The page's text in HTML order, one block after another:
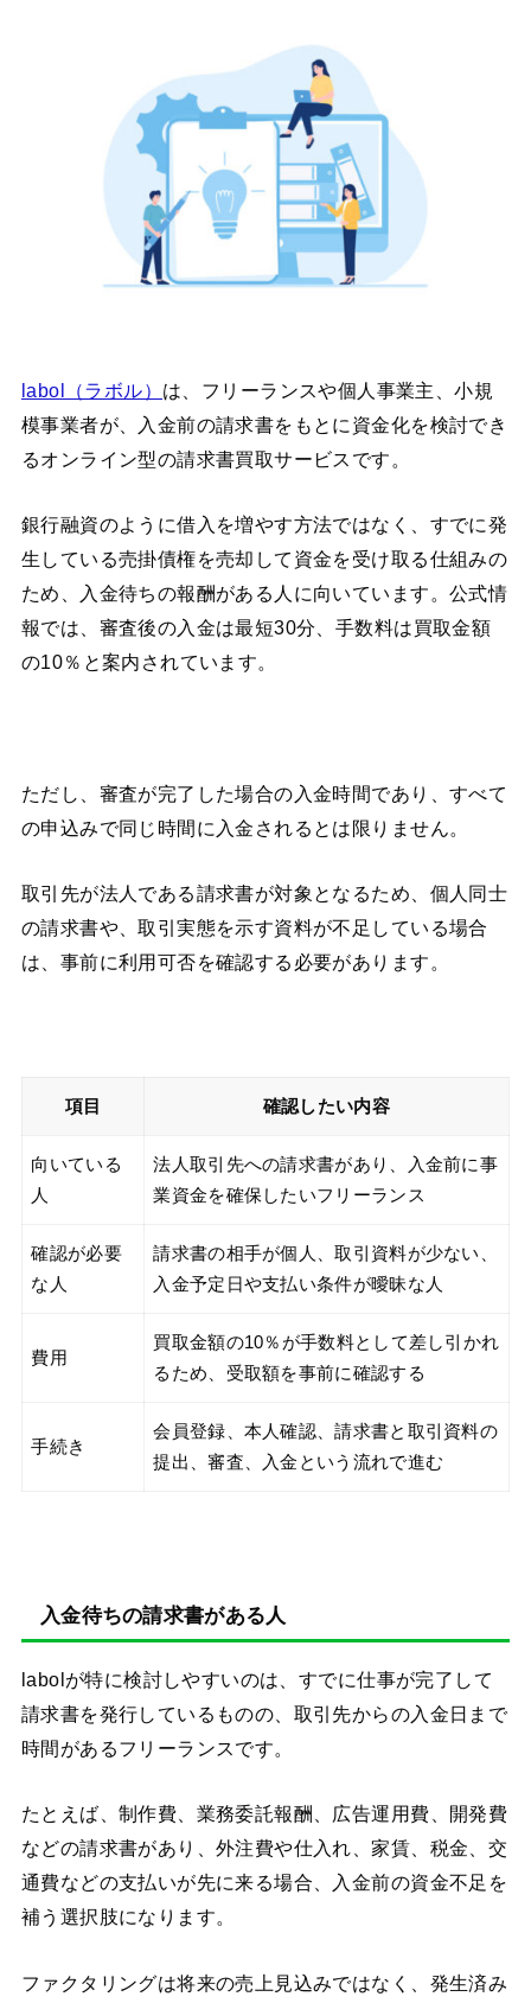
labol（ラボル） は、フリーランスや個人事業主、小規
模事業者が、入金前の請求書をもとに資金化を検討でき
るオンライン型の請求書買取サービスです。
銀行融資のように借入を増やす方法ではなく、すでに発
生している売掛債権を売却して資金を受け取る仕組みの
ため、入金待ちの報酬がある人に向いています。公式情
報では、審査後の入金は最短30分、手数料は買取金額
の10％と案内されています。
ただし、審査が完了した場合の入金時間であり、すべて
の申込みで同じ時間に入金されるとは限りません。
取引先が法人である請求書が対象となるため、個人同士
の請求書や、取引実態を示す資料が不足している場合
は、事前に利用可否を確認する必要があります。
項目 確認したい内容
向いている
人
法人取引先への請求書があり、入金前に事
業資金を確保したいフリーランス
確認が必要
な人
請求書の相手が個人、取引資料が少ない、
入金予定日や支払い条件が曖昧な人
費用
買取金額の10％が手数料として差し引かれ
るため、受取額を事前に確認する
手続き
会員登録、本人確認、請求書と取引資料の
提出、審査、入金という流れで進む
入金待ちの請求書がある人
labolが特に検討しやすいのは、すでに仕事が完了して
請求書を発行しているものの、取引先からの入金日まで
時間があるフリーランスです。
たとえば、制作費、業務委託報酬、広告運用費、開発費
などの請求書があり、外注費や仕入れ、家賃、税金、交
通費などの支払いが先に来る場合、入金前の資金不足を
補う選択肢になります。
ファクタリングは将来の売上見込みではなく、発生済み